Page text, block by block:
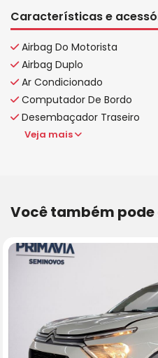
Características e
Airbag Do Motorista
Airbag Duplo
Ar Condicionado
Computador De Bordo
Desembaçador Traseiro
Veja mais
Você também